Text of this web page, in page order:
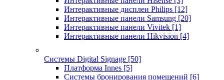
Интерактивные дисплеи Philips [12]
Интерактивные панели Samsung [20]
Интерактивные панели Vivitek [1]
Интерактивные панели Hikvision [4]
Системы Digital Signage [50]
Платформа Innes [5]
Системы бронирования помещений [6]